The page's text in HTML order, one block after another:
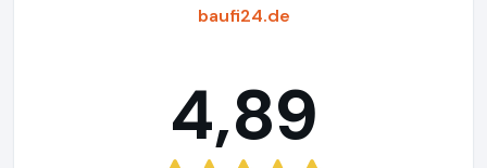
baufi24.de
4,89